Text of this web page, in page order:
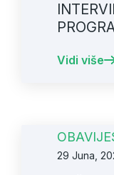
Vidi više
29 Juna,